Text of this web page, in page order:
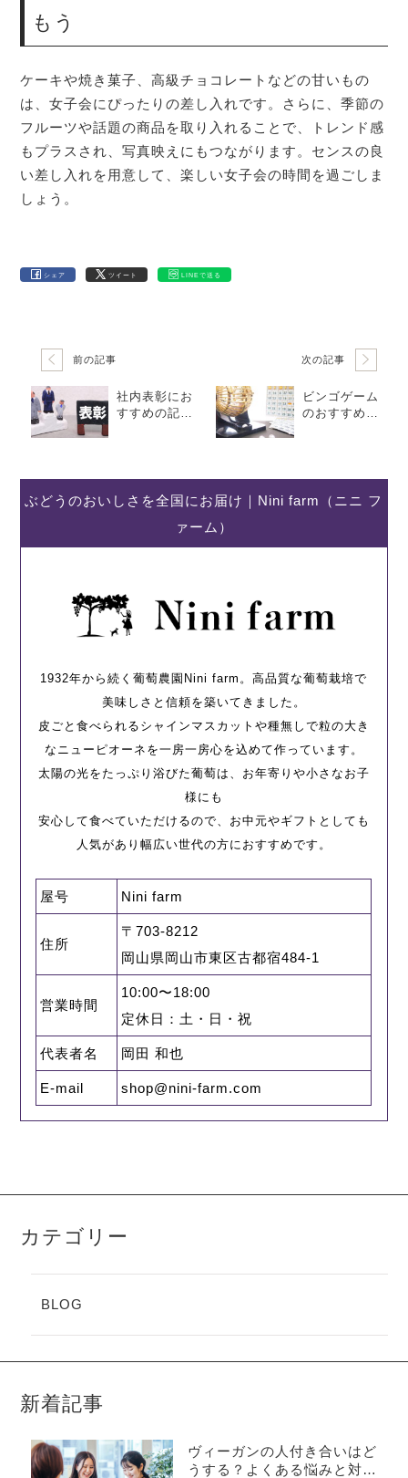
もう
ケーキや焼き菓子、高級チョコレートなどの甘いもの
は、女子会にぴったりの差し入れです。さらに、季節の
フルーツや話題の商品を取り入れることで、トレンド感
もプラスされ、写真映えにもつながります。センスの良
い差し入れを用意して、楽しい女子会の時間を過ごしま
しょう。
シェア ツイート LINEで送る
前の記事
社内表彰にお
すすめの記念
次の記事
ビンゴゲーム
のおすすめ景
ぶどうのおいしさを全国にお届け｜Nini farm（ニニ フ
ァーム）
1932年から続く葡萄農園Nini farm。高品質な葡萄栽培で
美味しさと信頼を築いてきました。
皮ごと食べられるシャインマスカットや種無しで粒の大き
なニューピオーネを一房一房心を込めて作っています。
太陽の光をたっぷり浴びた葡萄は、お年寄りや小さなお子
様にも
安心して食べていただけるので、お中元やギフトとしても
人気があり幅広い世代の方におすすめです。
屋号 Nini farm
住所
〒703-8212
岡山県岡山市東区古都宿484-1
営業時間
10:00〜18:00
定休日：土・日・祝
代表者名 岡田 和也
E-mail shop@nini-farm.com
カテゴリー
BLOG
新着記事
ヴィーガンの人付き合いはど
うする？よくある悩みと対処